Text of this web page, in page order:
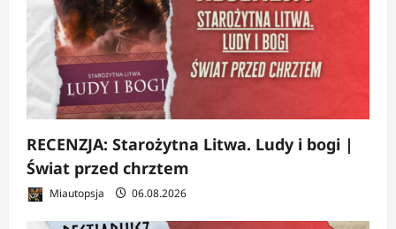
RECENZJA: Starożytna Litwa. Ludy i bogi |
Świat przed chrztem
Miautopsja 06.08.2026